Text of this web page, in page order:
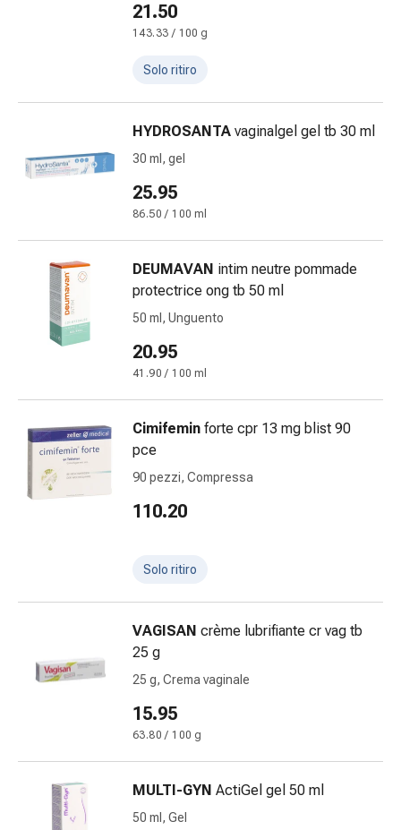
Dolore
Igiene
dell'orecchio
Gocce
oftalmiche
Infiammazione
oculare
Medicazioni
oftalmiche
oculare
Influenza
e
raffreddore
la
tosse
Mal
di
Tosse
Inalatori
Doccia
nasale
Fazzoletti
Raffreddore
21.50
143.33 / 100 g
Solo ritiro
HYDROSANTA vaginalgel gel tb 30 ml
30 ml, gel
25.95
86.50 / 100 ml
DEUMAVAN intim neutre pommade
protectrice ong tb 50 ml
50 ml, Unguento
20.95
41.90 / 100 ml
Cimifemin forte cpr 13 mg blist 90
pce
90 pezzi, Compressa
110.20
Solo ritiro
VAGISAN crème lubrifiante cr vag tb
25 g
25 g, Crema vaginale
15.95
63.80 / 100 g
MULTI-GYN ActiGel gel 50 ml
50 ml, Gel